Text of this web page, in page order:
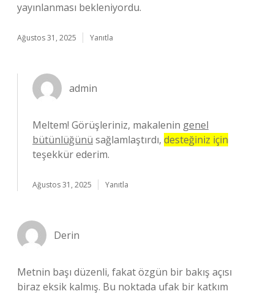
yayınlanması bekleniyordu.
Ağustos 31, 2025 Yanıtla
admin
Meltem! Görüşleriniz, makalenin genel
bütünlüğünü sağlamlaştırdı, desteğiniz için
teşekkür ederim.
Ağustos 31, 2025 Yanıtla
Derin
Metnin başı düzenli, fakat özgün bir bakış açısı
biraz eksik kalmış. Bu noktada ufak bir katkım